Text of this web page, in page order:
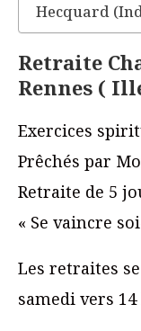
Hecquard
Retraite
Rennes (
Exercices
Prêchés par
Retraite de 5
« Se vaincre
Les retraites
samedi vers 14